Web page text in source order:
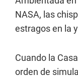
NASA, las
estragos en la
Cuando la
orden de